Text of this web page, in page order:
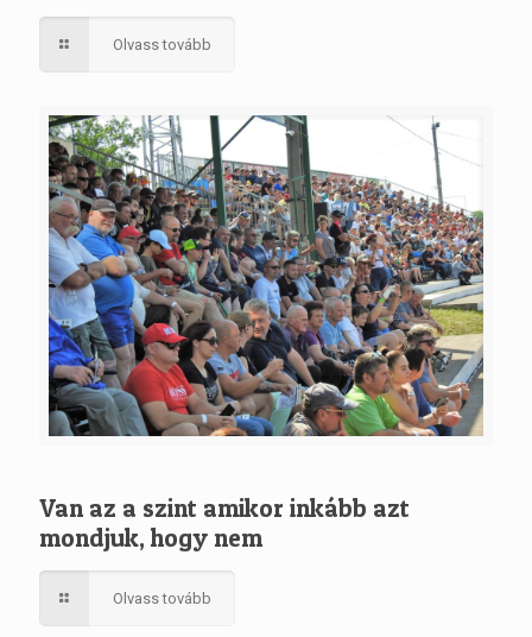
Olvass tovább
Van az a szint amikor inkább azt
mondjuk, hogy nem
Olvass tovább